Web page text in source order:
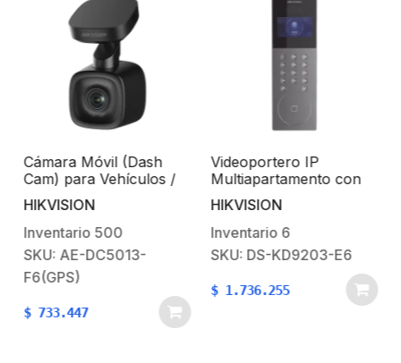
Cámara Móvil (Dash
Cam) para Vehículos /
ADAS / Micrófono y
Bocina Integrado / Wi-Fi
/ Micro SD / Conector
USB / G – Sensor / GPS
HIKVISION
Inventario 500
SKU: AE-DC5013-
F6(GPS)
$733.447
Videoportero IP
Multiapartamento con
Reconocimiento Facial /
Llamada a App
HikConnect /
Protección IP65 /
Apertura por Rostro,
Tarjeta o App
HIKVISION
Inventario 6
SKU: DS-KD9203-E6
$1.736.255